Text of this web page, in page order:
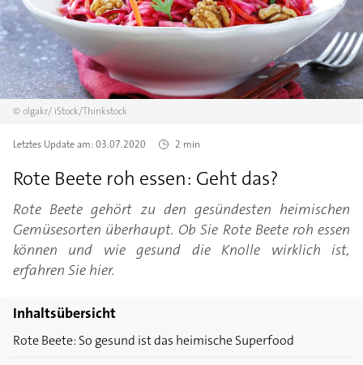
©olgakr/ iStock/Thinkstock
Letztes Update am:03.07.2020 2 min
Rote Beete roh essen: Geht das?
Rote Beete gehört zu den gesündesten heimischen
Gemüsesorten überhaupt. Ob Sie Rote Beete roh essen
können und wie gesund die Knolle wirklich ist,
erfahren Sie hier.
Inhaltsübersicht
Rote Beete: So gesund ist das heimische Superfood